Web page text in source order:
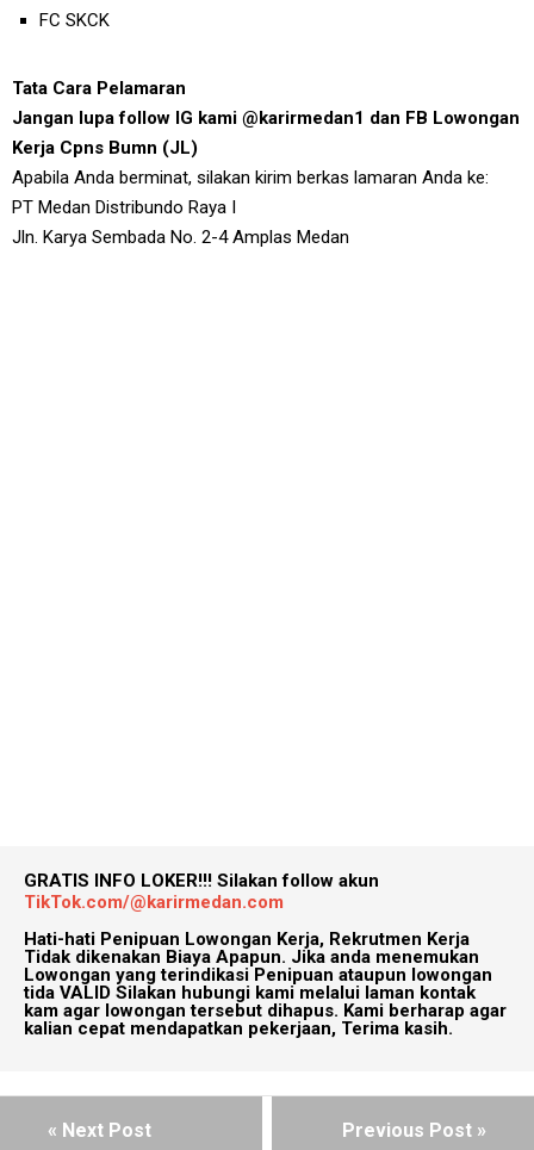
FC SKCK
Tata Cara Pelamaran
Jangan lupa follow IG kami @karirmedan1 dan FB Lowongan
Kerja Cpns Bumn (JL)
Apabila Anda berminat, silakan kirim berkas lamaran Anda ke:
PT Medan Distribundo Raya I
Jln. Karya Sembada No. 2-4 Amplas Medan
GRATIS INFO LOKER!!! Silakan follow akun
TikTok.com/@karirmedan.com
Hati-hati Penipuan Lowongan Kerja, Rekrutmen Kerja
Tidak dikenakan Biaya Apapun. Jika anda menemukan
Lowongan yang terindikasi Penipuan ataupun lowongan
tida VALID Silakan hubungi kami melalui laman kontak
kam agar lowongan tersebut dihapus. Kami berharap agar
kalian cepat mendapatkan pekerjaan, Terima kasih.
« Next Post Previous Post »